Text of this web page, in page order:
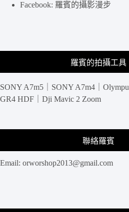
Facebook: 羅賓的攝影漫步
羅賓的拍攝工具
SONY A7m5｜SONY A7m4｜
GR4 HDF｜Dji Mavic 2 Zoom
聯絡羅賓
Email: orworshop2013@gmail.com